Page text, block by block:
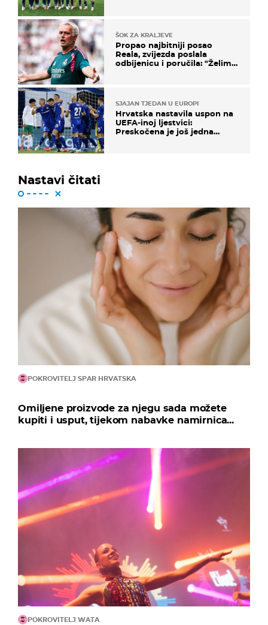
ŠOK ZA KRALJEVE
Propao najbitniji posao
Reala, zvijezda poslala
odbijenicu i poručila: "Želim
SJAJAN TJEDAN U EUROPI
Hrvatska nastavila uspon na
UEFA-inoj ljestvici:
Preskočena je još jedna
Nastavi čitati
POKROVITELJ SPAR HRVATSKA
Omiljene proizvode za njegu sada možete
kupiti i usput, tijekom nabavke namirnica...
POKROVITELJ WATA